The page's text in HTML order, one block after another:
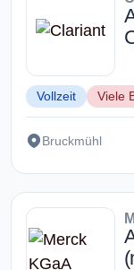
Vollzeit Viele
Bruckmühl